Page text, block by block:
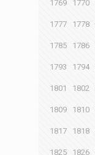
1769 1770
1777 1778
1785 1786
1793 1794
1801 1802
1809 1810
1817 1818
1825 1826